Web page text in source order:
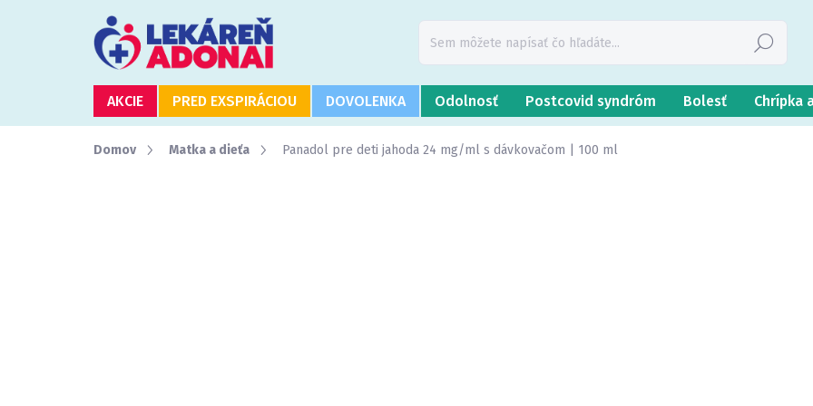
Hľadať
AKCIE PRED EXSPIRÁCIOU DOVOLENKA Odolnosť Postcovid syndróm Bolesť Chrípka
Domov Matka a dieťa Panadol pre deti jahoda 24 mg/ml s dávkovačom | 100 ml